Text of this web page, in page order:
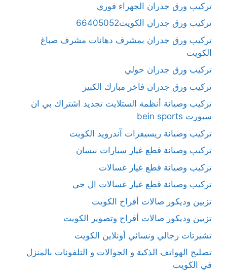
تركيب ورق جدران الجهراء فوري
تركيب ورق جدران الكويت66405052
تركيب ورق جدران بمشرف دهانات مشرف صباغ
الكويت
تركيب ورق جدران حولي
تركيب ورق جدران فاخر مبارك الكبير
تركيب وصيانة أنظمة الستلايت تجديد اشتراك بي ان
سبورت bein sports
تركيب وصيانة ريسيفرات آندرويد الكويت
تركيب وصيانة قطع غيار سيارات نيسان
تركيب وصيانة قطع غيار غسالات
تركيب وصيانة قطع غيار غسالات ال جي
تزيين وديكور صالات أفراح الكويت
تزيين وديكور صالات أفراح وتصوير الكويت
تشيرتات رجالي ونسائي أونلاين الكويت
تصليح الهواتف الذكية و الجوالات و التلفونات بالمنزل
في الكويت